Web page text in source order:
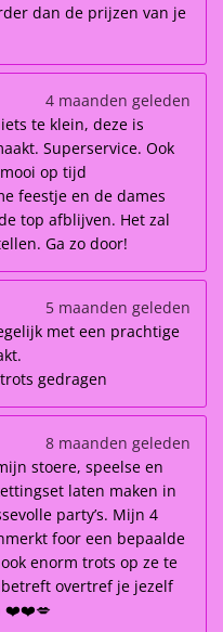
dan de prijzen van je
4 maanden geleden
te klein, deze is
Superservice. Ook
op tijd
feestje en de dames
top afblijven. Het zal
Ga zo door!
5 maanden geleden
met een prachtige
gedragen
8 maanden geleden
stoere, speelse en
laten maken in
party’s. Mijn 4
foor een bepaalde
enorm trots op ze te
overtref je jezelf
❤️❤️💋